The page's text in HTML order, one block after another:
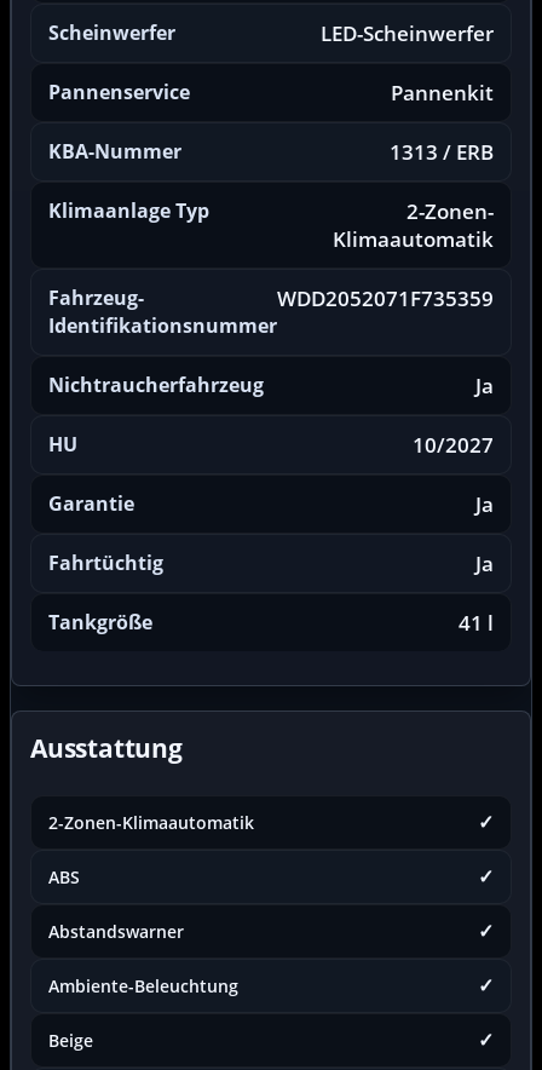
Scheinwerfer LED-Scheinwerfer
Pannenservice Pannenkit
KBA-Nummer 1313 / ERB
Klimaanlage Typ
2-Zonen-
Klimaautomatik
Fahrzeug-
Identifikationsnummer
WDD2052071F735359
Nichtraucherfahrzeug Ja
HU 10/2027
Garantie Ja
Fahrtüchtig Ja
Tankgröße 41 l
Ausstattung
✓
2-Zonen-Klimaautomatik
✓
ABS
✓
Abstandswarner
✓
Ambiente-Beleuchtung
✓
Beige